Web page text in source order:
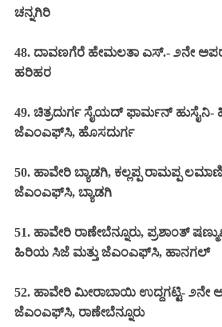
ಚನ್ನಗಿರಿ
48. ದಾವಣಗೆರೆ ಹೇಮಲತಾ ಎಸ್.- ೨ನೇ
ಹರಿಹರ
49. ಚಿತ್ರದುರ್ಗ ಸೈಯದ್ ಫಾರ್ಮನ್
ಜೆಎಂಎಫ್‌ಸಿ, ಹೊಸದುರ್ಗ
50. ಹಾವೇರಿ ಬ್ಯಾಡಗಿ, ಕಲ್ಲಪ್ಪ ರಾಮಪ್ಪ
ಜೆಎಂಎಫ್‌ಸಿ, ಬ್ಯಾಡಗಿ
51. ಹಾವೇರಿ ರಾಣೇಬೆನ್ನೂರು, ಪ್ರಶಾಂತ್
ಹಿರಿಯ ಸಿಜೆ ಮತ್ತು ಜೆಎಂಎಫ್‌ಸಿ, ಹಾನಗಲ್
52. ಹಾವೇರಿ ಮೀರಾಬಾಯಿ ಉದ್ದಗಟ್ಟಿ-
ಜೆಎಂಎಫ್‌ಸಿ, ರಾಣೇಬೆನ್ನೂರು